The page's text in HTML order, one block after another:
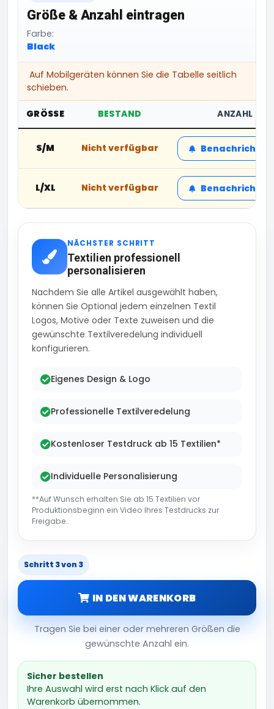
Größe & Anzahl eintragen
Farbe:
Black
Auf Mobilgeräten können Sie die Tabelle seitlich
schieben.
GRÖSSE BESTAND ANZAHL
S/M Nicht verfügbar
L/XL Nicht verfügbar
NÄCHSTER SCHRITT
Textilien professionell
personalisieren
Nachdem Sie alle Artikel ausgewählt haben,
können Sie Optional jedem einzelnen Textil
Logos, Motive oder Texte zuweisen und die
gewünschte Textilveredelung individuell
konfigurieren.
Eigenes Design & Logo
Professionelle Textilveredelung
Kostenloser Testdruck ab 15 Textilien*
Individuelle Personalisierung
**Auf Wunsch erhalten Sie ab 15 Textilien vor
Produktionsbeginn ein Video Ihres Testdrucks zur
Freigabe..
Schritt 3 von 3
IN DEN WARENKORB
Tragen Sie bei einer oder mehreren Größen die
gewünschte Anzahl ein.
Sicher bestellen
Ihre Auswahl wird erst nach Klick auf den
Warenkorb übernommen.